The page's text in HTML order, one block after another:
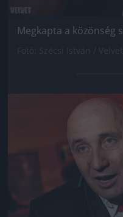
Megkapta a közönség